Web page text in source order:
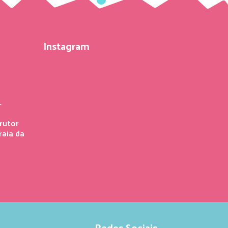
da
Instagram